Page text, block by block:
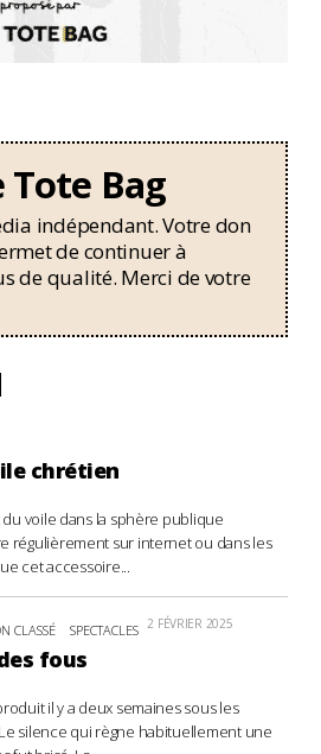
Tote Bag
indépendant. Votre don
de continuer à
de qualité. Merci de votre
chrétien
voile dans la sphère publique
régulièrement sur internet ou dans les
cet accessoire...
CLASSÉ SPECTACLES 2 FÉVRIER 2025
fous
il y a deux semaines sous les
silence qui règne habituellement une